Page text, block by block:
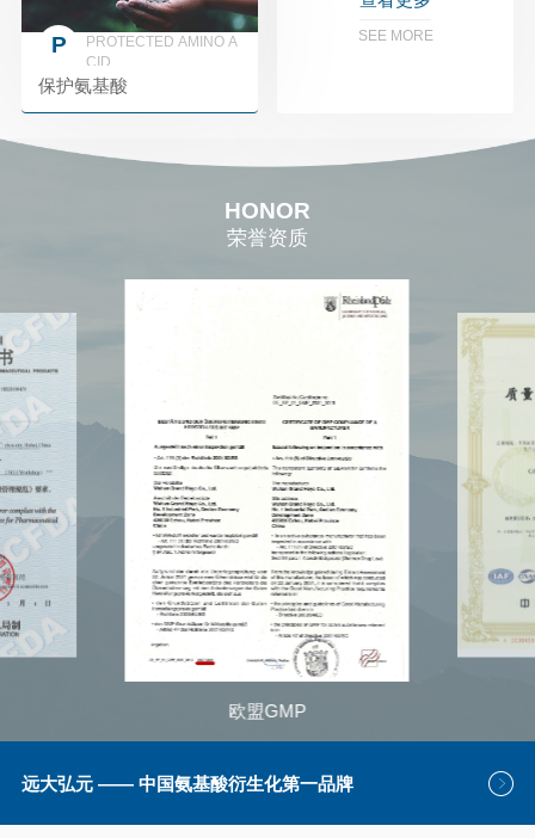
P
PROTECTED AMINO A
CID
保护氨基酸
SEE MORE
HONOR
荣誉资质
欧盟GMP
远大弘元 —— 中国氨基酸衍生化第一品牌